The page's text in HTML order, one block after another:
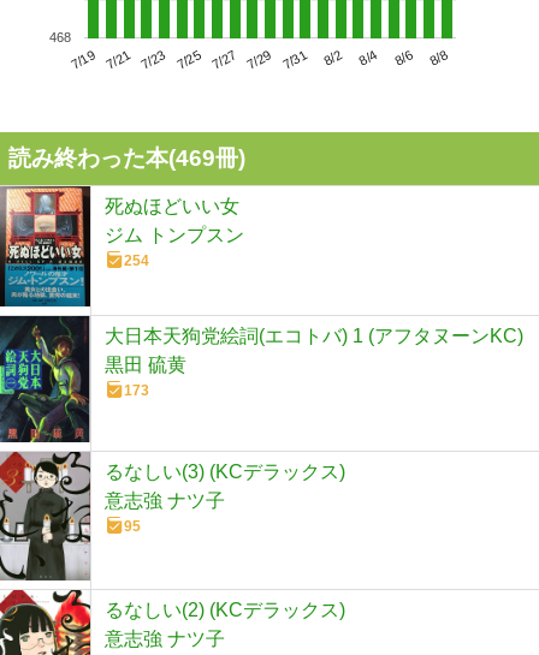
7/19 7/21 7/23 7/25 7/27 7/29 7/31 8/2 8/4 8/6 8/8
468
読み終わった本(469冊)
死ぬほどいい女
ジム トンプスン
254
大日本天狗党絵詞(エコトバ) 1 (アフタヌーンKC)
黒田 硫黄
173
るなしい(3) (KCデラックス)
意志強 ナツ子
95
るなしい(2) (KCデラックス)
意志強 ナツ子